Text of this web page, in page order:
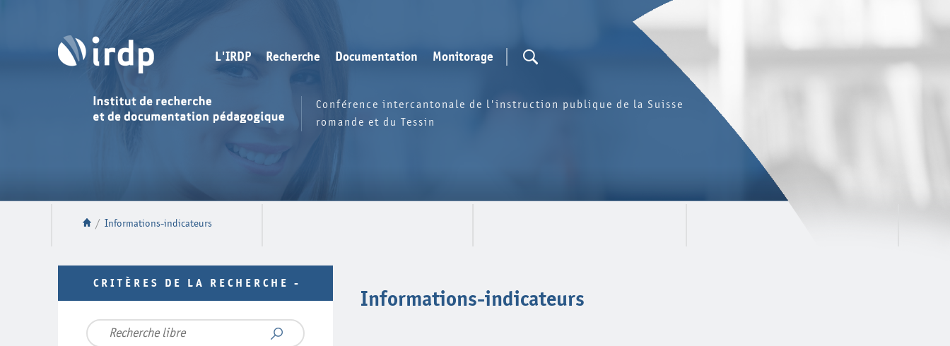
L'IRDP Recherche Documentation Monitorage
Conférence intercantonale de l'instruction publique de la Suisse
romande et du Tessin
/ Informations-indicateurs
CRITÈRES DE LA RECHERCHE
Informations-indicateurs